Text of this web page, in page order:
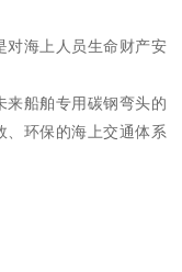
对海上人员生命财产安
来船舶专用碳钢弯头的
、环保的海上交通体系